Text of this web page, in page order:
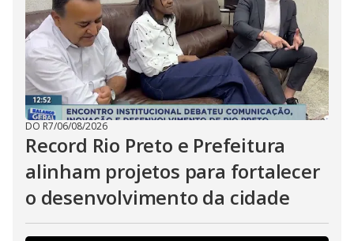
DO R7/06/08/2026
Record Rio Preto e Prefeitura
alinham projetos para fortalecer
o desenvolvimento da cidade